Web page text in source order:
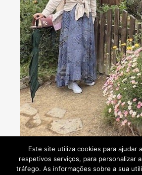
Este site utiliza cookies para ajudar
respetivos serviços, para personalizar
tráfego. As informações sobre a sua